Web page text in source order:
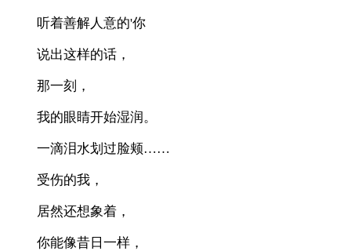
听着善解人意的'你
说出这样的话，
那一刻，
我的眼睛开始湿润。
一滴泪水划过脸颊……
受伤的我，
居然还想象着，
你能像昔日一样，